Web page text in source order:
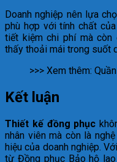
Doanh nghiệp nên lựa
phù hợp với tính chất
tiết kiệm chi phí mà còn
thấy thoải mái trong suốt
>>> Xem thêm:
Kết luận
Thiết kế đồng phục
nhân viên mà còn là
hiệu của doanh nghiệp.
từ Đồng phục Bảo hộ